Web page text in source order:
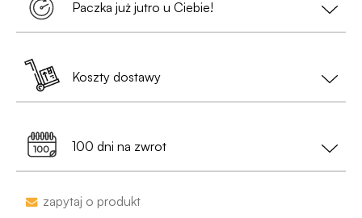
•Paczka będzie całkowicie anonimowa,
• Na etykiecie znajdzie sięneutralny nadawca,
dodatkowych warunków.
Paczka już jutro u Ciebie!
samego dnia (w dni robocze).
Jest już po 13:00? Zamów teraz – wyślemy w
Koszty dostawy
przy zamówieniu za min. 199 zł
100 dni na zwrot
100 dni na zwrot. Sam proces jesy niezwykle
zapytaj o produkt